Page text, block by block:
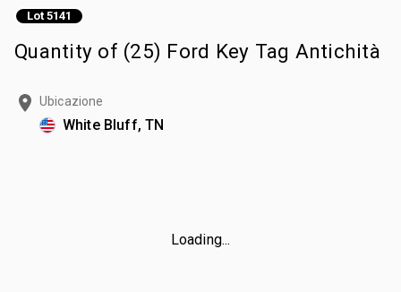
Lot 5141
Quantity of (25) Ford Key Tag Antichità
Ubicazione
White Bluff, TN
Loading...